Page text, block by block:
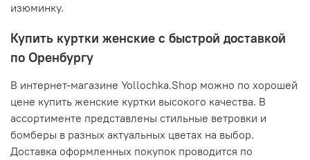
изюминку.
Купить куртки женские с быстрой доставкой
по Оренбургу
В интернет-магазине Yollochka.Shop можно по хорошей
цене купить женские куртки высокого качества. В
ассортименте представлены стильные ветровки и
бомберы в разных актуальных цветах на выбор.
Доставка оформленных покупок проводится по